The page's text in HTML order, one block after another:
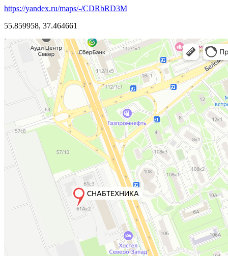
https://yandex.ru/maps/-/CDRbRD3M
55.859958, 37.464661